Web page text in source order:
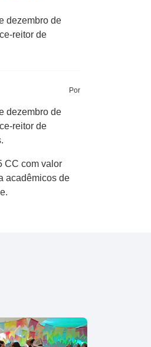
dezembro de
reitor de
Por
dezembro de
reitor de
CC com valor
acadêmicos de